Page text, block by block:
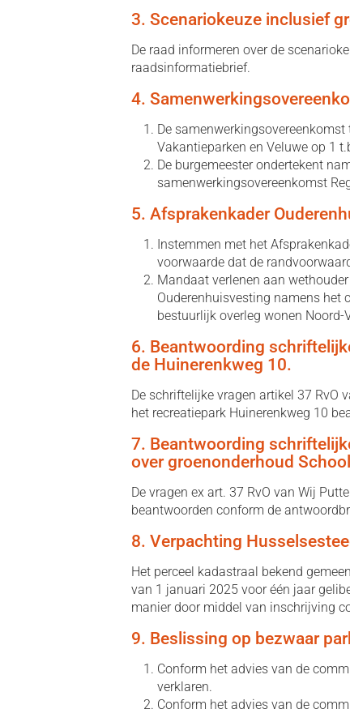
3. Scenariokeuze inclusief
De raad informeren over de
raadsinformatiebrief.
4.
De
Vakantieparken en Veluwe op 1
De burgemeester ondertekent
samenwerkingsovereenkomst
5. Afsprakenkader
Instemmen met het
voorwaarde dat de
Mandaat verlenen aan
Ouderenhuisvesting namens het
bestuurlijk overleg wonen Noord-
6. Beantwoording
de Huinerenkweg 10.
De schriftelijke vragen artikel 37 RvO
het recreatiepark Huinerenkweg 10
7. Beantwoording
over groenonderhoud
De vragen ex art. 37 RvO van Wij
beantwoorden conform de
8. Verpachting
Het perceel kadastraal bekend
van 1 januari 2025 voor één jaar
manier door middel van inschrijving
9. Beslissing op bezwaar
Conform het advies van de
verklaren.
Conform het advies van de